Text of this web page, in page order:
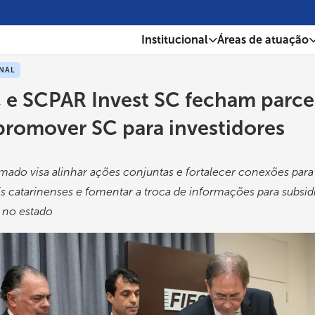
Institucional Áreas de atuação
e SCPAR Invest SC fecham
SC para investidores
visa alinhar ações conjuntas e fortalecer conexões
catarinenses e fomentar a troca de informações para
estado